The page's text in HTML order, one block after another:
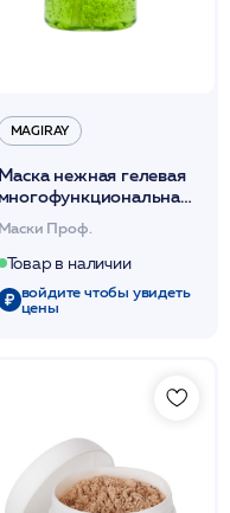
MAGIRAY
Маска нежная гелевая
многофункциональная
для всех типов кожи
500мл /Magiray*
Маски Проф.
Товар в наличии
войдите чтобы увидеть
цены